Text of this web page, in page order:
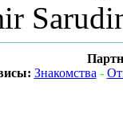
Знакомства -